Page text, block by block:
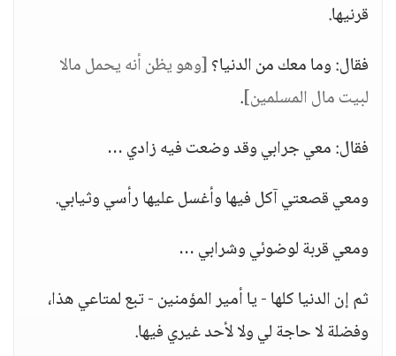
قرنيها.
فقال: وما معك من الدنيا؟[وهو يظن أنه يحمل مالا
لبيت مال المسلمين].
فقال: معي جرابي وقد وضعت فيه زادي …
ومعي قصعتي آكل فيها وأغسل عليها رأسي وثيابي.
ومعي قربة لوضوئي وشرابي …
ثم إن الدنيا كلها - يا أمير المؤمنين - تبع لمتاعي هذا،
وفضلة لا حاجة لي ولا لأحد غيري فيها.